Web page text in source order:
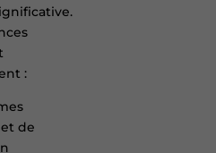
:
et de